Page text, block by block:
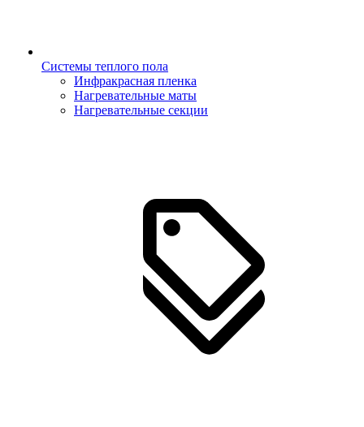
Системы теплого пола
Инфракрасная пленка
Нагревательные маты
Нагревательные секции